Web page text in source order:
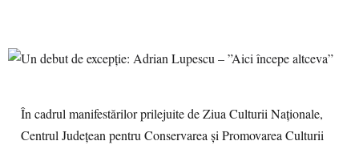
În cadrul manifestărilor prilejuite de Ziua Culturii Naționale,
Centrul Județean pentru Conservarea și Promovarea Culturii